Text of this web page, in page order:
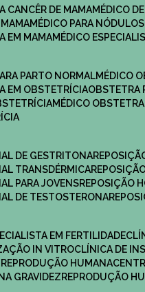
CANCÊR DE MAMA
MÉDICO
MAMA
MÉDICO PARA
EM MAMA
MÉDICO
PARTO NORMAL
MÉDICO
EM OBSTETRÍCIA
MÉDICO
DE GESTRITONA
TRANSDÉRMICA
PARA JOVENS
REPOSIÇÃO
DE TESTOSTERONA
EM FERTILIDADE
IN VITRO
CLÍNICA DE
REPRODUÇÃO HUMANA
GRAVIDEZ
REPRODUÇÃO